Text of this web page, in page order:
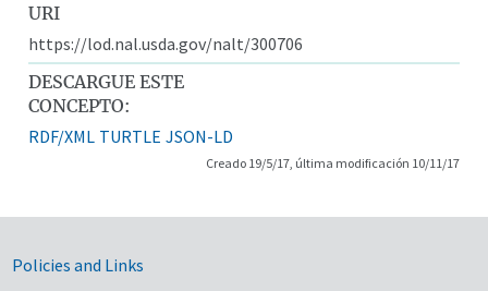
URI
https://lod.nal.usda.gov/nalt/300706
DESCARGUE ESTE
CONCEPTO:
RDF/XML TURTLE JSON-LD
Creado 19/5/17, última modificación 10/11/17
Government Links
Policies and Links